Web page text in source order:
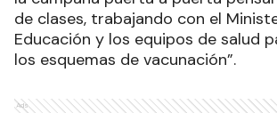
de clases, trabajando con el
Educación y los equipos de salud
los esquemas de vacunación”.
Ads